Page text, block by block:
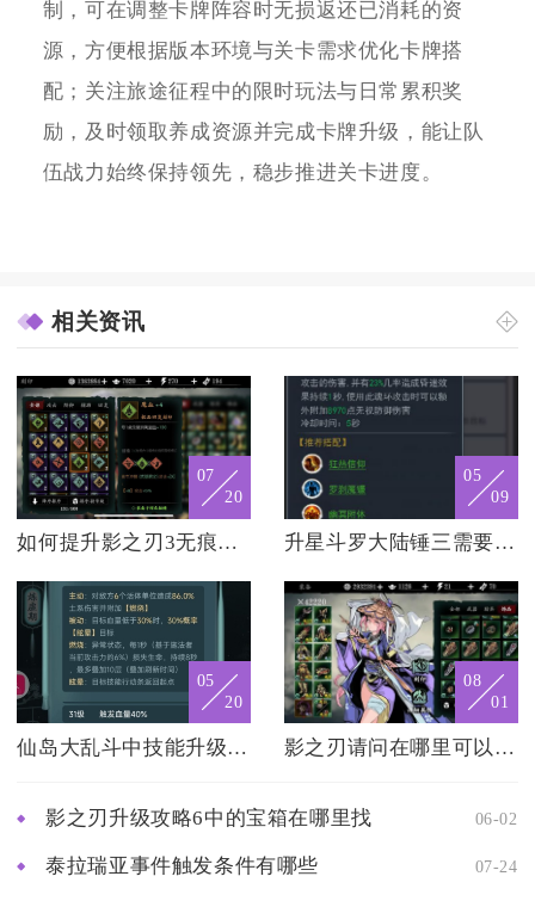
制，可在调整卡牌阵容时无损返还已消耗的资
源，方便根据版本环境与关卡需求优化卡牌搭
配；关注旅途征程中的限时玩法与日常累积奖
励，及时领取养成资源并完成卡牌升级，能让队
伍战力始终保持领先，稳步推进关卡进度。
相关资讯
07
20
如何提升影之刃3无痕技能的使用效果
05
09
升星斗罗大陆锤三需要投入大量资源吗
05
20
仙岛大乱斗中技能升级的技巧有哪些
08
01
影之刃请问在哪里可以对装备进行分解
影之刃升级攻略6中的宝箱在哪里找 06-02
泰拉瑞亚事件触发条件有哪些 07-24